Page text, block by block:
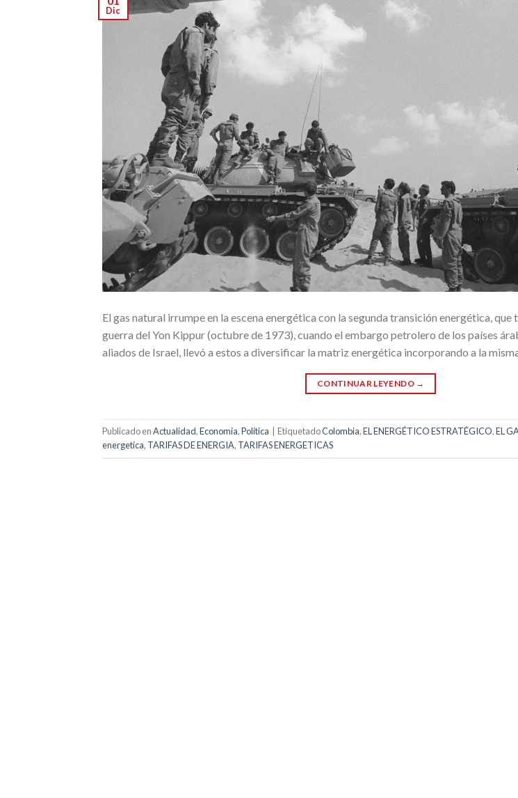
Dic
El gas natural irrumpe en la escena energética con la segunda transición energética, que
guerra del Yon Kippur (octubre de 1973), cuando el embargo petrolero de los países
aliados de Israel, llevó a estos a diversificar la matriz energética incorporando a la
CONTINUAR LEYENDO →
Publicado enActualidad,Economía,Política EtiquetadoColombia,EL ENERGÉTICO ESTRATÉGICO,EL
energetica, TARIFAS DE ENERGIA, TARIFAS ENERGETICAS